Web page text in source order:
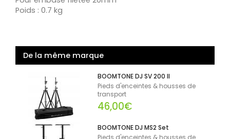
Poids : 0.7 kg
De la même marque
BOOMTONE DJ SV 200 II
Pieds d'enceintes & housses de
transport
46,00€
BOOMTONE DJ MS2 Set